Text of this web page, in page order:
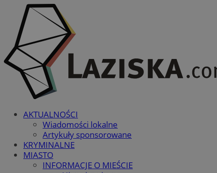
AKTUALNOŚCI
Wiadomości lokalne
Artykuły sponsorowane
KRYMINALNE
MIASTO
INFORMACJE O MIEŚCIE